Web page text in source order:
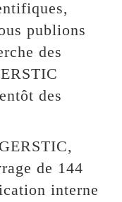
publions
des
des
de 144
interne